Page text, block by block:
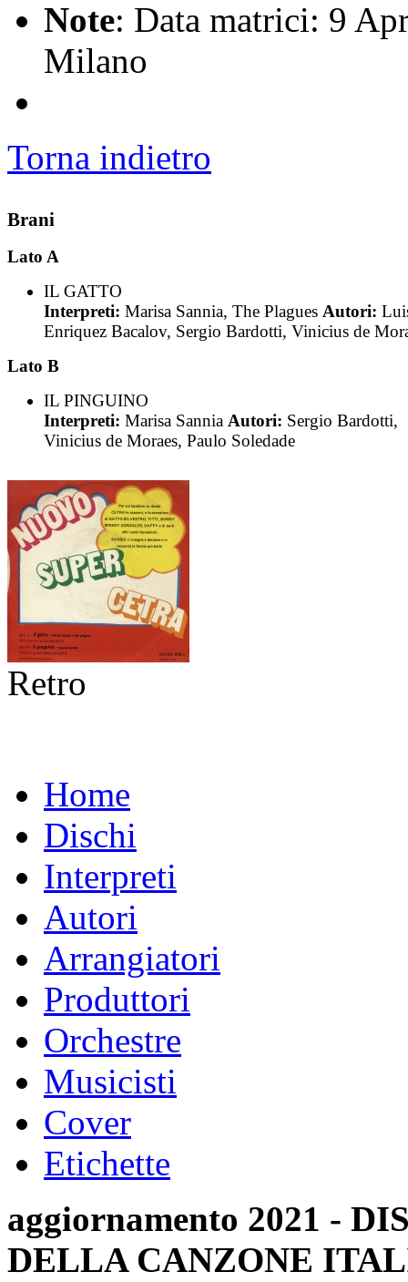
Note: Data matrici: 9
Milano
Torna indietro
Brani
Lato A
IL GATTO
Interpreti: Marisa Sannia, The Plagues Autori:
Enriquez Bacalov, Sergio Bardotti, Vinicius de
Lato B
IL PINGUINO
Interpreti: Marisa Sannia Autori: Sergio Bardotti,
Vinicius de Moraes, Paulo Soledade
Retro
Home
Dischi
Interpreti
Autori
Arrangiatori
Produttori
Orchestre
Musicisti
Cover
Etichette
aggiornamento 2021 -
DELLA CANZONE